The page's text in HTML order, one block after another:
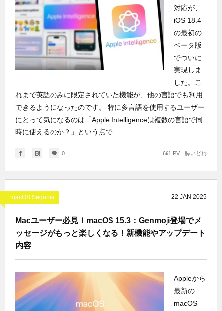
対応が、
iOS 18.4
の最初の
ベータ版
でついに
実現しま
した。こ
れまで英語のみに限定されていた機能が、他の言語でも利用
できるようになったのです。 特に多言語を使用するユーザー
にとって気になるのは「Apple Intelligenceは複数の言語で同
時に使えるのか？」という点で...
0 酔いどれ
661 PV
macOS Sequoia 22 JAN 2025
Macユーザー必見！macOS 15.3：Genmoji登場でメ
ッセージがもっと楽しくなる！新機能やアップデート
内容
Appleから
最新の
macOS